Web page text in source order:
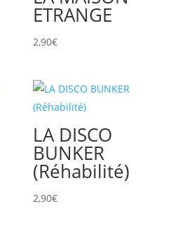
ETRANGE
2,90€
LA DISCO
BUNKER
(Réhabilité)
2,90€